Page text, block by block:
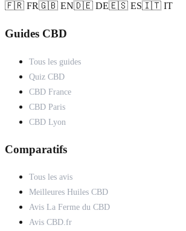
🇫🇷 FR🇬🇧 EN🇩🇪 DE🇪🇸 ES🇮🇹 IT
Guides CBD
Tous les guides
Quiz CBD
CBD France
CBD Paris
CBD Lyon
Comparatifs
Tous les avis
Meilleures Huiles CBD
Avis La Ferme du CBD
Avis CBD.fr